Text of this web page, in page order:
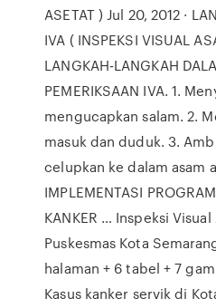
ASETAT ) Jul 20, 2012 ·
IVA ( INSPEKSI VISUAL
LANGKAH-LANGKAH
PEMERIKSAAN IVA. 1.
mengucapkan salam. 2.
masuk dan duduk. 3.
celupkan ke dalam asam
IMPLEMENTASI
KANKER … Inspeksi
Puskesmas Kota
halaman + 6 tabel + 7
Kasus kanker servik di